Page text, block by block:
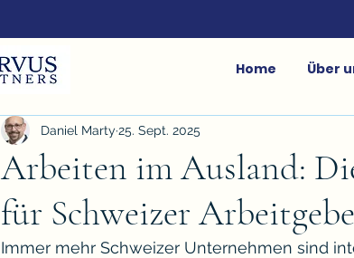
Home Über
Arbeiten im Ausland:
für Schweizer
Daniel Marty 25. Sept. 2025
Immer mehr Schweizer Unternehmen sind